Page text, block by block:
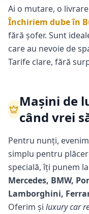
Ai o mutare, o
Închiriem dube în
fără șofer. Sunt
care au nevoie de
Tarife clare, fără
Mașini de
când vrei
Pentru nunți,
simplu pentru
specială, îți punem
Mercedes, BMW,
Lamborghini,
Oferim și luxury car